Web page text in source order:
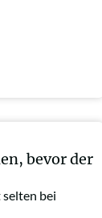
bevor der
selten bei